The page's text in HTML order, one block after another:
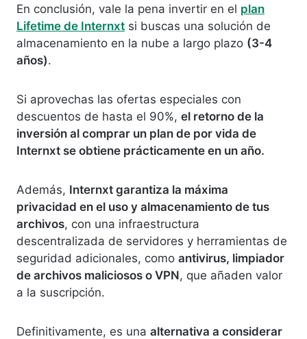
En conclusión, vale la pena invertir en el plan
Lifetime de Internxt si buscas una solución de
almacenamiento en la nube a largo plazo (3-4
años).
Si aprovechas las ofertas especiales con
descuentos de hasta el 90%, el retorno de la
inversión al comprar un plan de por vida de
Internxt se obtiene prácticamente en un año.
Además, Internxt garantiza la máxima
privacidad en el uso y almacenamiento de tus
archivos, con una infraestructura
descentralizada de servidores y herramientas de
seguridad adicionales, como antivirus, limpiador
de archivos maliciosos o VPN, que añaden valor
a la suscripción.
Definitivamente, es una alternativa a considerar